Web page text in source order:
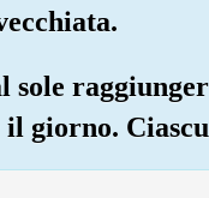
sole
giorno.